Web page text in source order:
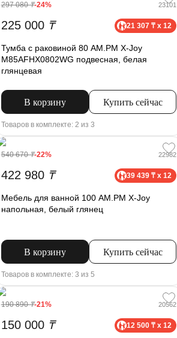
297 080₸-24% 23101
225 000 ₸ 21 307 ₸ x 12
Тумба с раковиной 80 AM.PM X-Joy
M85AFHX0802WG подвесная, белая
глянцевая
В корзину Купить сейчас
Товаров в комплекте: 2 из 3
540 670₸-22% 22982
422 980 ₸ 39 439 ₸ x 12
Мебель для ванной 100 AM.PM X-Joy
напольная, белый глянец
В корзину Купить сейчас
Товаров в комплекте: 3 из 5
190 890₸-21% 20562
150 000 ₸ 12 500 ₸ x 12